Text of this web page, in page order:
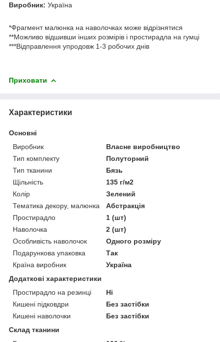
Виробник: Україна
*Фрагмент малюнка на наволочках може відрізнятися
**Можливо відшивши інших розмірів і простирадла на гумці
***Відправлення упродовж 1-3 робочих днів
Приховати
Характеристики
Основні
Виробник
Власне виробництво
Тип комплекту
Полуторний
Тип тканини
Бязь
Щільність
135 г/м2
Колір
Зелений
Тематика декору, малюнка
Абстракція
Простирадло
1 (шт)
Наволочка
2 (шт)
Особливість наволочок
Одного розміру
Подарункова упаковка
Так
Країна виробник
Україна
Додаткові характеристики
Простирадло на резинці
Ні
Кишені підковдри
Без застібки
Кишені наволочки
Без застібки
Склад тканини